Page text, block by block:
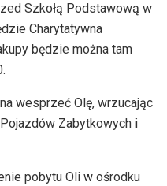
Szkołą Podstawową w
Charytatywna
będzie można tam
wesprzeć Olę, wrzucając
Zabytkowych i
pobytu Oli w ośrodku